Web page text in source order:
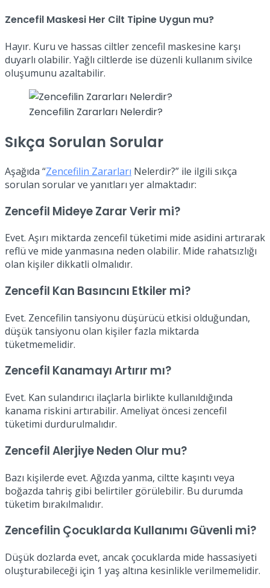
Zencefil Maskesi Her Cilt Tipine Uygun mu?
Hayır. Kuru ve hassas ciltler zencefil maskesine karşı
duyarlı olabilir. Yağlı ciltlerde ise düzenli kullanım sivilce
oluşumunu azaltabilir.
Zencefilin Zararları Nelerdir?
Sıkça Sorulan Sorular
Aşağıda “Zencefilin Zararları Nelerdir?” ile ilgili sıkça
sorulan sorular ve yanıtları yer almaktadır:
Zencefil Mideye Zarar Verir mi?
Evet. Aşırı miktarda zencefil tüketimi mide asidini artırarak
reflü ve mide yanmasına neden olabilir. Mide rahatsızlığı
olan kişiler dikkatli olmalıdır.
Zencefil Kan Basıncını Etkiler mi?
Evet. Zencefilin tansiyonu düşürücü etkisi olduğundan,
düşük tansiyonu olan kişiler fazla miktarda
tüketmemelidir.
Zencefil Kanamayı Artırır mı?
Evet. Kan sulandırıcı ilaçlarla birlikte kullanıldığında
kanama riskini artırabilir. Ameliyat öncesi zencefil
tüketimi durdurulmalıdır.
Zencefil Alerjiye Neden Olur mu?
Bazı kişilerde evet. Ağızda yanma, ciltte kaşıntı veya
boğazda tahriş gibi belirtiler görülebilir. Bu durumda
tüketim bırakılmalıdır.
Zencefilin Çocuklarda Kullanımı Güvenli mi?
Düşük dozlarda evet, ancak çocuklarda mide hassasiyeti
oluşturabileceği için 1 yaş altına kesinlikle verilmemelidir.